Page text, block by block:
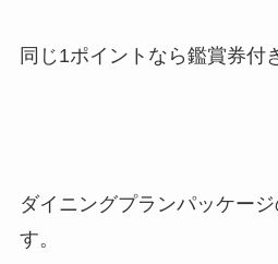
同じ1ポイントなら鑑賞券付
ダイニングプランパッケー
す。